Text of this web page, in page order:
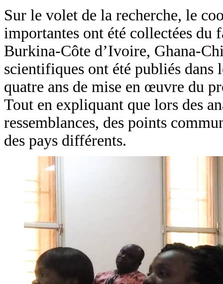
Sur le volet de la recherche, le
importantes ont été collectées
Burkina-Côte d’Ivoire, Ghana-
scientifiques ont été publiés dans
quatre ans de mise en œuvre du
Tout en expliquant que lors des
ressemblances, des points
des pays différents.